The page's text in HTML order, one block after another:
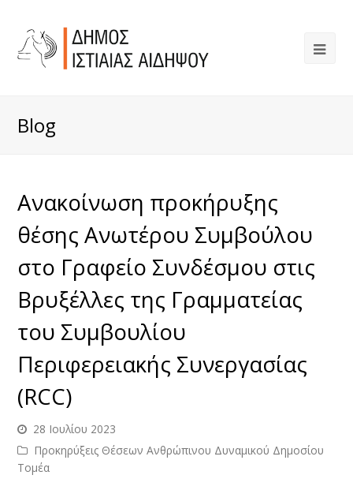
Blog
Ανακοίνωση προκήρυξης
θέσης Aνωτέρου Συμβούλου
στο Γραφείο Συνδέσμου στις
Βρυξέλλες της Γραμματείας
του Συμβουλίου
Περιφερειακής Συνεργασίας
(RCC)
28 Ιουλίου 2023
Προκηρύξεις Θέσεων Ανθρώπινου Δυναμικού Δημοσίου
Τομέα